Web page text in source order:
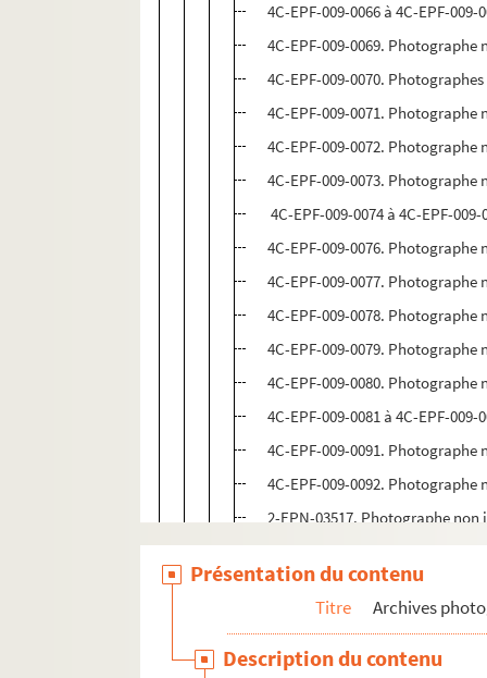
4C-EPF-009-0066 à 4C-EPF-
4C-EPF-009-0069.
4C-EPF-009-0070.
4C-EPF-009-0071.
4C-EPF-009-0072.
4C-EPF-009-0073.
4C-EPF-009-0074 à 4C-EPF-
4C-EPF-009-0076.
4C-EPF-009-0077.
4C-EPF-009-0078.
4C-EPF-009-0079.
4C-EPF-009-0080.
4C-EPF-009-0081 à 4C-EPF-
4C-EPF-009-0091.
4C-EPF-009-0092.
2-EPN-03517. Photographe
Proches de Naoum Aronson
Antoine Bourdelle
Présentation du contenu
Titre Archives
Description du contenu